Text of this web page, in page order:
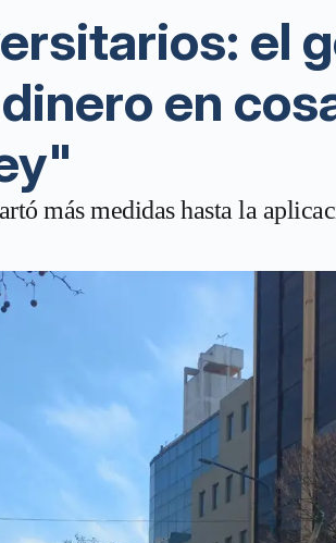
el
en
más medidas hasta la